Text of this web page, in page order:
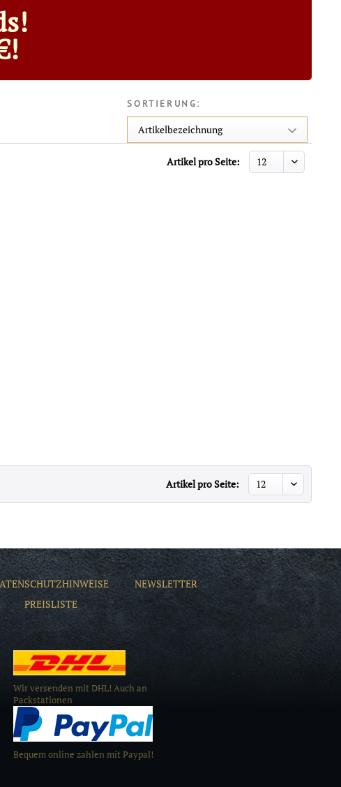
SORTIERUNG:
Artikel pro Seite:
Artikel pro Seite:
NEWSLETTER
PREISLISTE
Wir versenden mit DHL! Auch an
Packstationen
Bequem online zahlen mit Paypal!